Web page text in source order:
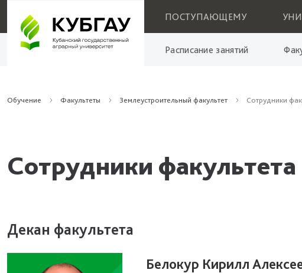
ПОСТУПАЮЩЕМУ
Расписание занятий
Обучение Факультеты Землеустроительный факультет Сотрудники
Сотрудники факультета
Декан факультета
Белокур Кирилл